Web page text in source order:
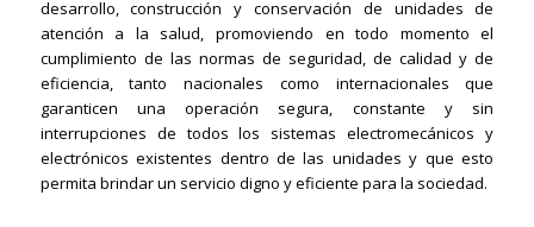
desarrollo, construcción y conservación de unidades de
atención a la salud, promoviendo en todo momento el
cumplimiento de las normas de seguridad, de calidad y de
eficiencia, tanto nacionales como internacionales que
garanticen una operación segura, constante y sin
interrupciones de todos los sistemas electromecánicos y
electrónicos existentes dentro de las unidades y que esto
permita brindar un servicio digno y eficiente para la sociedad.